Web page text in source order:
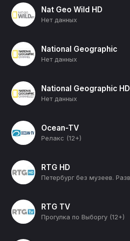
Nat Geo Wild HD
Нет данных
National Geographic
Нет данных
National Geographic HD
Нет данных
Ocean-TV
Релакс (12+)
RTG HD
RTG TV
Прогулка по Выборгу (12+)